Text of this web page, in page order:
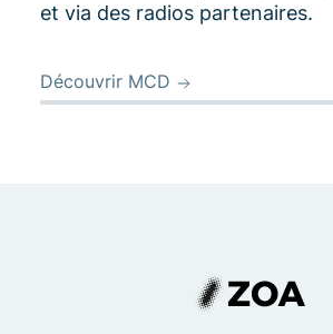
et via des radios partenaires.
Découvrir MCD